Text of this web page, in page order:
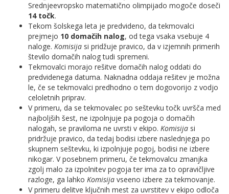
Srednjeevropsko matematično olimpijado mogoče doseči
14 točk.
Tekom šolskega leta je predvideno, da tekmovalci
prejmejo 10 domačih nalog, od tega vsaka vsebuje 4
naloge. Komisija si pridžuje pravico, da v izjemnih primerih
število domačih nalog tudi spremeni.
Tekmovalci morajo rešitve domačih nalog oddati do
predvidenega datuma. Naknadna oddaja rešitev je možna
le, če se tekmovalci predhodno o tem dogovorijo z vodjo
celoletnih priprav.
V primeru, da se tekmovalec po seštevku točk uvršča med
najboljših šest, ne izpolnjuje pa pogoja o domačih
nalogah, se praviloma ne uvrsti v ekipo. Komisija si
pridržuje pravico, da tedaj bodisi izbere naslednjega po
skupnem seštevku, ki izpolnjuje pogoj, bodisi ne izbere
nikogar. V posebnem primeru, če tekmovalcu zmanjka
zgolj malo za izpolnitev pogoja ter ima za to opravičljive
razloge, ga lahko Komisija vseeno izbere za tekmovanje.
V primeru delitve ključnih mest za uvrstitev v ekipo odloča